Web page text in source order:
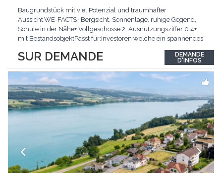
SUR DEMANDE
Baugrundstück mit viel Potenzial und traumhafter
Aussicht.WE-FACTS+ Bergsicht, Sonnenlage, ruhige Gegend,
Schule in der Nähe+ Vollgeschosse 2, Ausnützungsziffer 0.4+
mit BestandsobjektPasst für:Investoren welche ein spannendes
viel PotenzialInteressiert? JETZT anrufen: +41 76 804 86 11DEMANDE
D'INFOS